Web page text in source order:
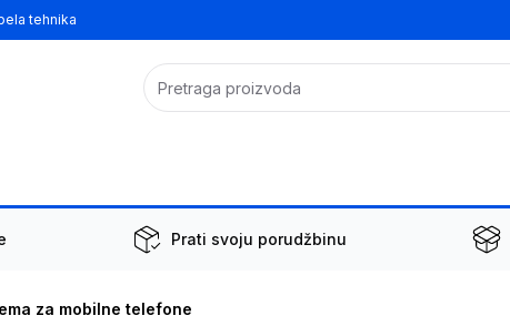
tehnika
Prati svoju porudžbinu
za mobilne telefone